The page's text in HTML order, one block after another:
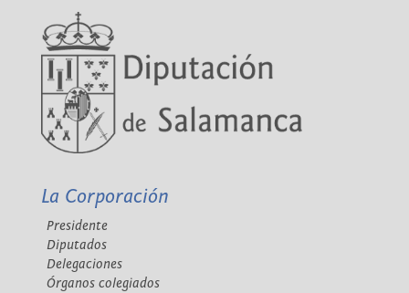
La Corporación
Presidente
Diputados
Delegaciones
Órganos colegiados